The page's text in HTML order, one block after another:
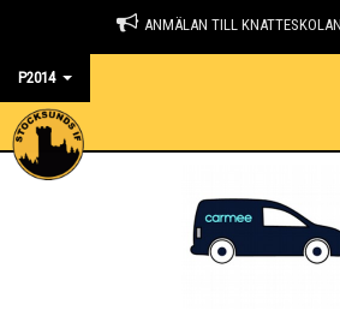
ANMÄLAN TILL
P2014
HEM